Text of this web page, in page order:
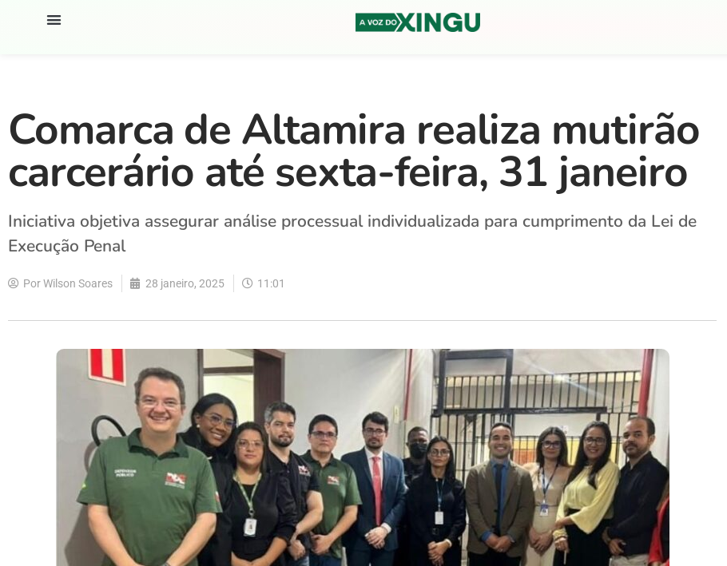
Comarca de Altamira realiza mutirão
carcerário até sexta-feira, 31 janeiro
Iniciativa objetiva assegurar análise processual individualizada para cumprimento da Lei de
Execução Penal
PorWilson Soares 28 janeiro, 2025 11:01